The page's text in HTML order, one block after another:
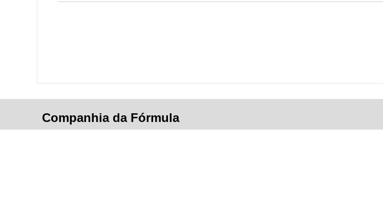
Companhia da Fórmula